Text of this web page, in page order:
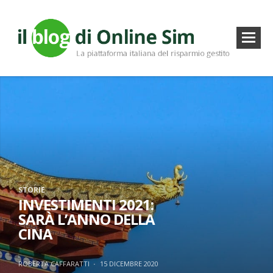
STORIE
INVESTIMENTI 2021:
SARÀ L’ANNO DELLA
CINA
ROBERTA CAFFARATTI · 15 DICEMBRE 2020